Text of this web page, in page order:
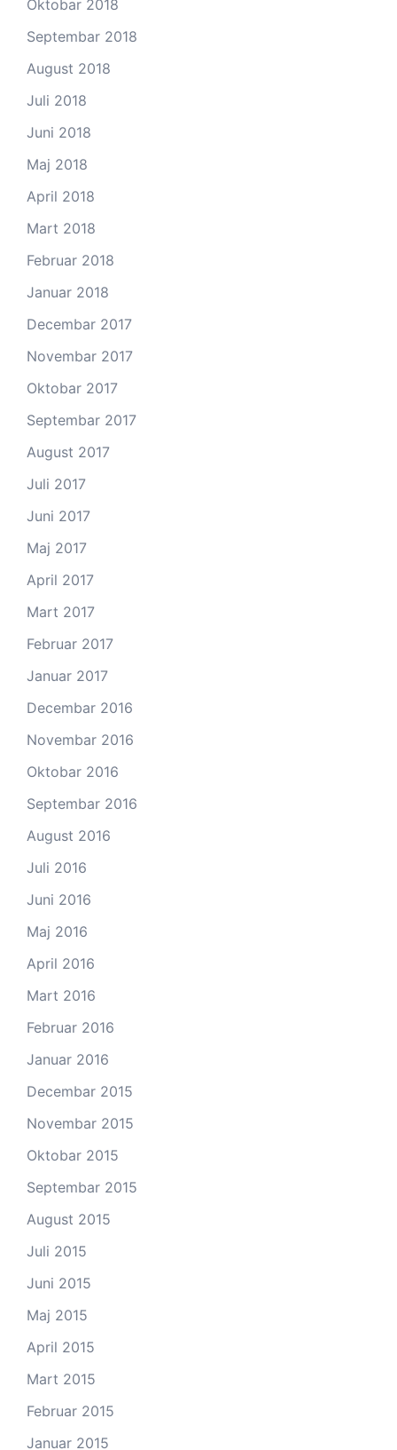
Oktobar 2018
Septembar 2018
August 2018
Juli 2018
Juni 2018
Maj 2018
April 2018
Mart 2018
Februar 2018
Januar 2018
Decembar 2017
Novembar 2017
Oktobar 2017
Septembar 2017
August 2017
Juli 2017
Juni 2017
Maj 2017
April 2017
Mart 2017
Februar 2017
Januar 2017
Decembar 2016
Novembar 2016
Oktobar 2016
Septembar 2016
August 2016
Juli 2016
Juni 2016
Maj 2016
April 2016
Mart 2016
Februar 2016
Januar 2016
Decembar 2015
Novembar 2015
Oktobar 2015
Septembar 2015
August 2015
Juli 2015
Juni 2015
Maj 2015
April 2015
Mart 2015
Februar 2015
Januar 2015